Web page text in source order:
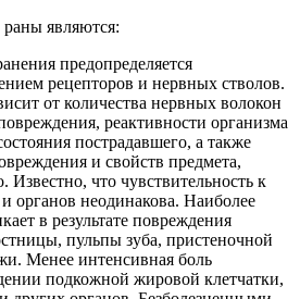
являются:
предопределяется
рецепторов и нервных стволов.
от количества нервных волокон
реактивности организма
пострадавшего, а также
и свойств предмета,
что чувствительность к
органов неодинакова. Наиболее
в результате повреждения
пульпы зуба, пристеночной
Менее интенсивная боль
подкожной жировой клетчатки,